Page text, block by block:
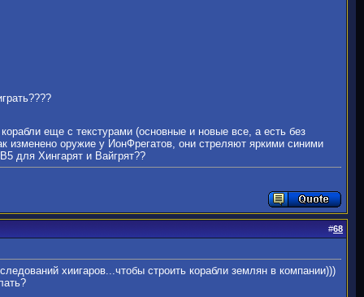
еще с текстурами (основные и новые все, а есть без
изменено оружие у ИонФрегатов, они стреляют яркими синими
для Хингарят и Вайгрят??
#68
хиигаров...чтобы строить корабли землян в компании)))